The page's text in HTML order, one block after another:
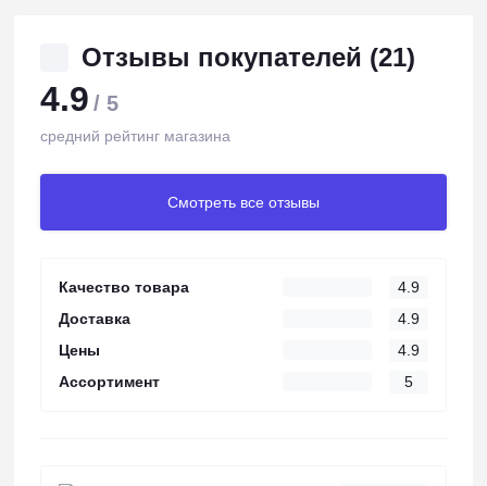
Отзывы покупателей (21)
4.9 / 5
средний рейтинг магазина
Смотреть все отзывы
Качество товара
4.9
Доставка
4.9
Цены
4.9
Ассортимент
5